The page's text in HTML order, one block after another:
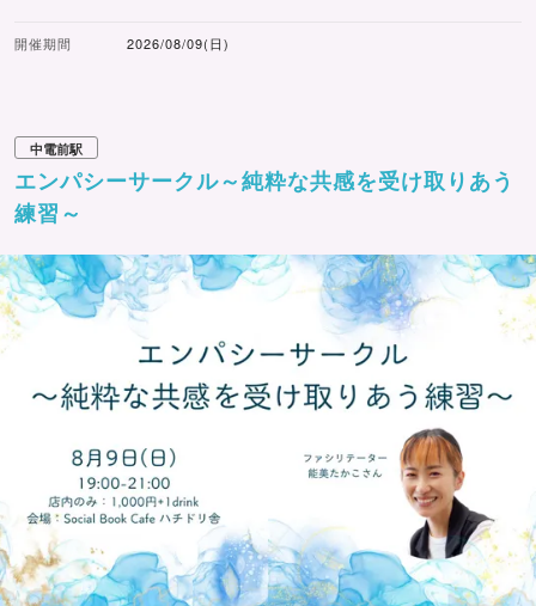
開催期間 2026/08/09(日)
中電前駅
エンパシーサークル～純粋な共感を受け取りあう
練習～